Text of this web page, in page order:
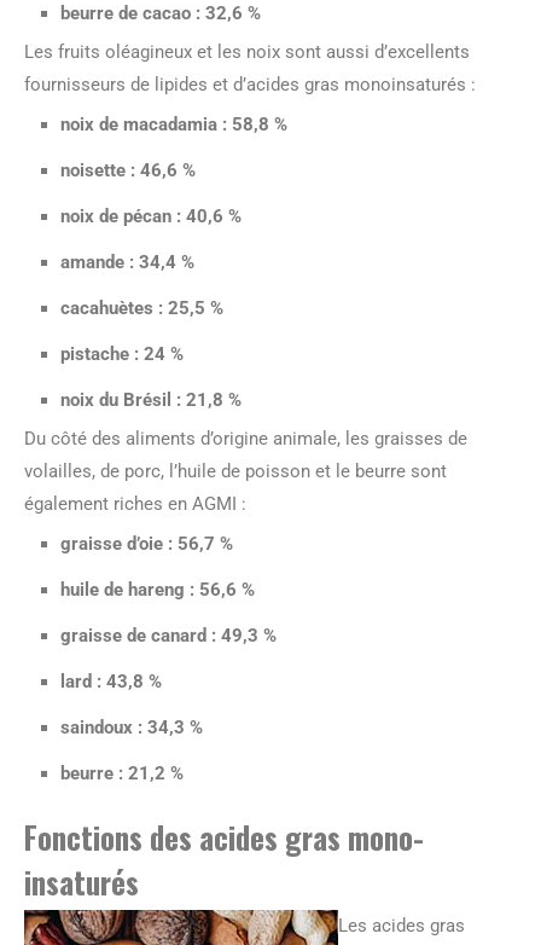
beurre de cacao : 32,6 %
Les fruits oléagineux et les noix sont aussi d’excellents
fournisseurs de lipides et d’acides gras monoinsaturés :
noix de macadamia : 58,8 %
noisette : 46,6 %
noix de pécan : 40,6 %
amande : 34,4 %
cacahuètes : 25,5 %
pistache : 24 %
noix du Brésil : 21,8 %
Du côté des aliments d’origine animale, les graisses de
volailles, de porc, l’huile de poisson et le beurre sont
également riches en AGMI :
graisse d’oie : 56,7 %
huile de hareng : 56,6 %
graisse de canard : 49,3 %
lard : 43,8 %
saindoux : 34,3 %
beurre : 21,2 %
Fonctions des acides gras mono-
insaturés
Les acides gras